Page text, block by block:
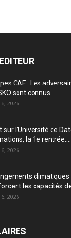
CAF : Les
sont connus
2026
sur l’Université de
la 1e rentrée…...
2026
climatiques :
les capacités
2026